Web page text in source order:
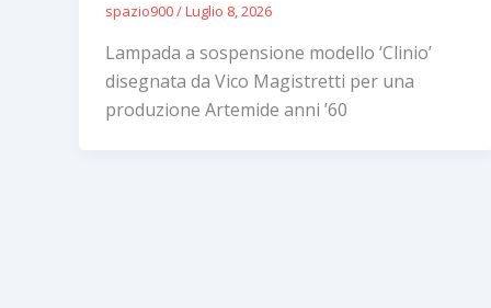
spazio900/Luglio 8, 2026
Lampada a sospensione modello ‘Clinio’
disegnata da Vico Magistretti per una
produzione Artemide anni ’60